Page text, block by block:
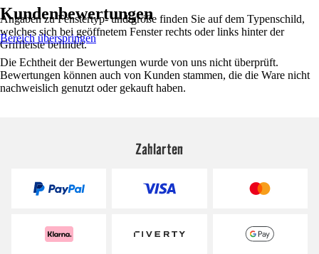
Angaben zu Fenstertyp- und größe finden Sie auf dem Typenschild,
welches sich bei geöffnetem Fenster rechts oder links hinter der
Griffleiste befindet.
Kundenbewertungen
Bereich überspringen
Die Echtheit der Bewertungen wurde von uns nicht überprüft.
Bewertungen können auch von Kunden stammen, die die Ware nicht
nachweislich genutzt oder gekauft haben.
Zahlarten